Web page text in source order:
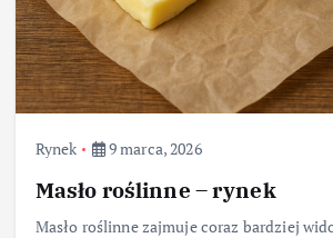
Rynek 9 marca, 2026
Masło roślinne – rynek
Masło roślinne zajmuje coraz bardziej